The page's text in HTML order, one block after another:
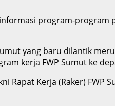
program-
yang baru dilantik
kerja FWP Sumut ke
Rapat Kerja (Raker)